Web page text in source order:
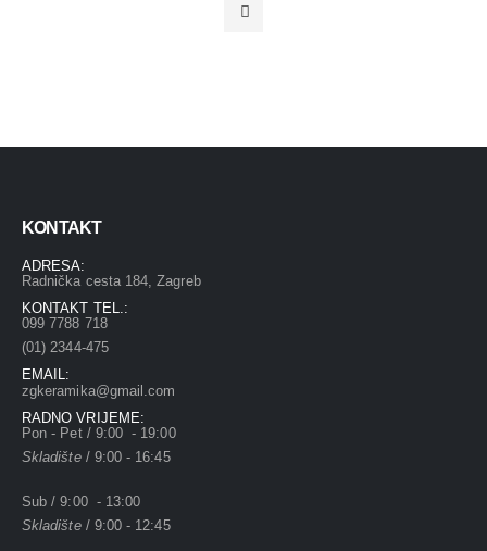
KONTAKT
ADRESA:
Radnička cesta 184, Zagreb
KONTAKT TEL.:
099 7788 718
(01) 2344-475
EMAIL:
zgkeramika@gmail.com
RADNO VRIJEME:
Pon - Pet / 9:00 - 19:00
Skladište/ 9:00 - 16:45
Sub / 9:00 - 13:00
Skladište/ 9:00 - 12:45